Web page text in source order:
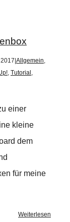
Allgemein,
, Tutorial ,
einer
kleine
dem
für meine
Weiterlesen